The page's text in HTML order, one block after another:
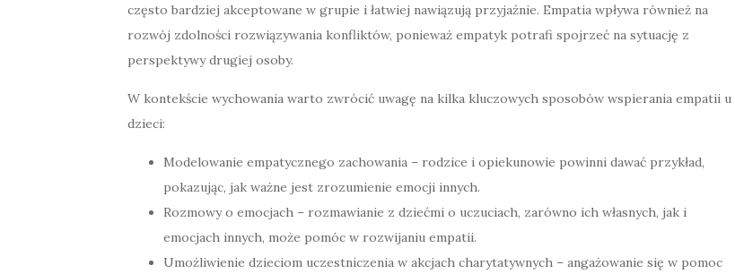
często bardziej akceptowane w grupie i łatwiej nawiązują przyjaźnie. Empatia wpływa również na
rozwój zdolności rozwiązywania konfliktów, ponieważ empatyk potrafi spojrzeć na sytuację z
perspektywy drugiej osoby.
W kontekście wychowania warto zwrócić uwagę na kilka kluczowych sposobów wspierania empatii u
dzieci:
Modelowanie empatycznego zachowania – rodzice i opiekunowie powinni dawać przykład,
pokazując, jak ważne jest zrozumienie emocji innych.
Rozmowy o emocjach – rozmawianie z dziećmi o uczuciach, zarówno ich własnych, jak i
emocjach innych, może pomóc w rozwijaniu empatii.
Umożliwienie dzieciom uczestniczenia w akcjach charytatywnych – angażowanie się w pomoc